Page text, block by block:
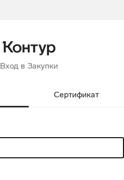
Вход в Закупки
Сертификат